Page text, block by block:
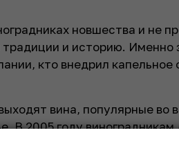
новшества и не
традиции и историю. Именно
кто внедрил
вина, популярные во
В 2005 году
полностью совпадающий с